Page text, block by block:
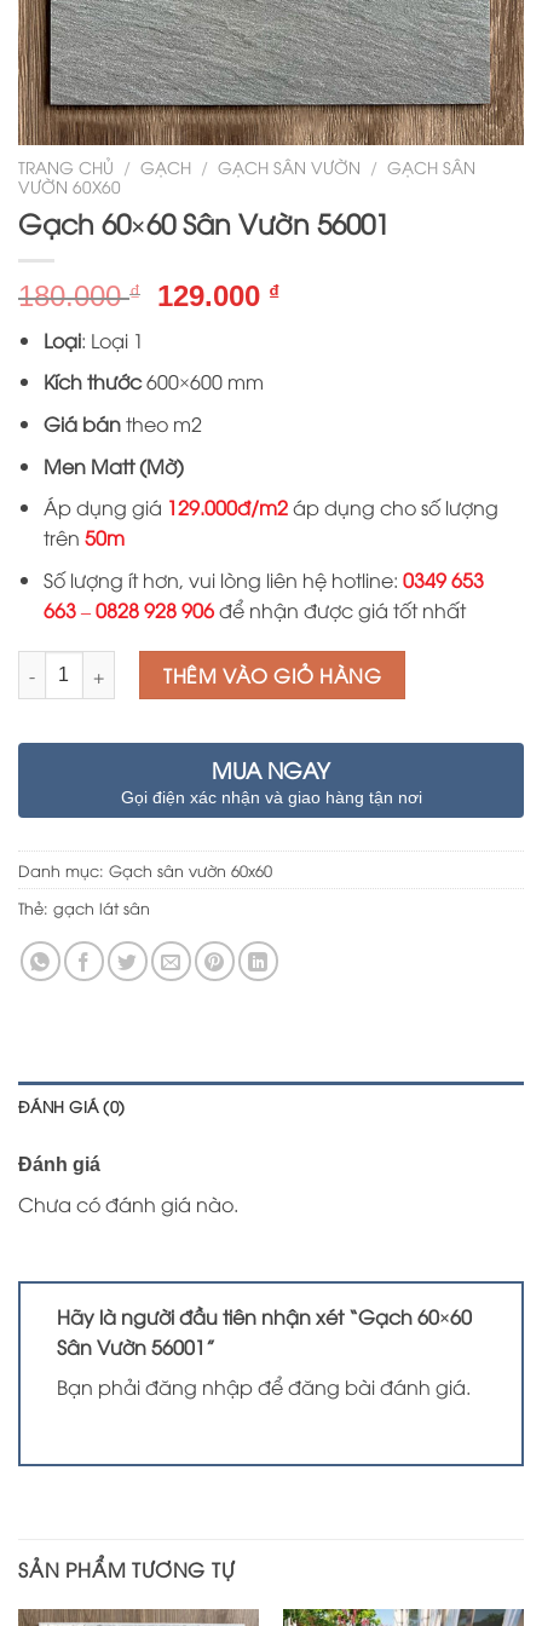
TRANG CHỦ / GẠCH / GẠCH SÂN VƯỜN / GẠCH SÂN
VƯỜN 60X60
Gạch 60×60 Sân Vườn 56001
180.000₫
Giá
180.000 ₫.
129.000 ₫Giá
Loại: Loại 1
Kích thước600×600 mm
Giá bántheo m2
Men Matt (Mờ)
Áp dụng giá 129.000đ/m2áp dụng cho số lượng
trên 50m
Số lượng ít hơn, vui lòng liên hệ hotline: 0349 653
663–0828 928 906để nhận được giá tốt nhất
Số lượng THÊM VÀO GIỎ HÀNG
MUA NGAY
Gọi điện xác nhận và giao hàng tận nơi
Danh mục: Gạch sân vườn 60x60
Thẻ: gạch lát sân
ĐÁNH GIÁ (0)
Đánh giá
Chưa có đánh giá nào.
Hãy là người đầu tiên nhận xét “Gạch 60×60
Sân Vườn 56001”
Bạn phảiđăng nhậpđể đăng bài đánh giá.
SẢN PHẨM TƯƠNG TỰ